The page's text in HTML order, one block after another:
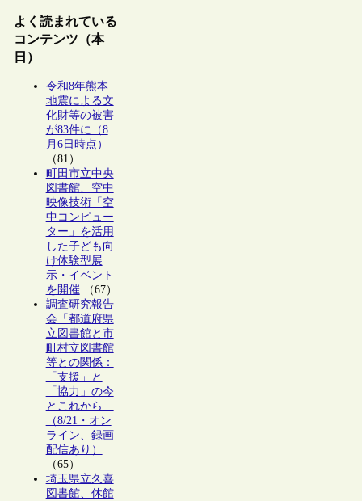
よく読まれている
コンテンツ（本
日）
令和8年熊本
地震による文
化財等の被害
が83件に（8
月6日時点）
（81）
町田市立中央
図書館、空中
映像技術「空
中コンピュー
ター」を活用
した子ども向
け体験型展
示・イベント
を開催（67）
調査研究報告
会「都道府県
立図書館と市
町村立図書館
等との関係：
「支援」と
「協力」の今
とこれから」
（8/21・オン
ライン、録画
配信あり）
（65）
埼玉県立久喜
図書館、休館